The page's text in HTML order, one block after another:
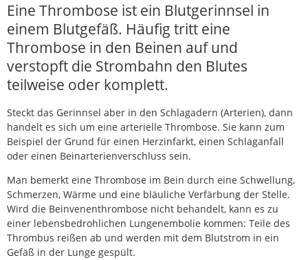
Eine Thrombose ist ein Blutgerinnsel in
einem Blutgefäß. Häufig tritt eine
Thrombose in den Beinen auf und
verstopft die Strombahn den Blutes
teilweise oder komplett.
Steckt das Gerinnsel aber in den Schlagadern (Arterien), dann
handelt es sich um eine arterielle Thrombose. Sie kann zum
Beispiel der Grund für einen Herzinfarkt, einen Schlaganfall
oder einen Beinarterienverschluss sein.
Man bemerkt eine Thrombose im Bein durch eine Schwellung,
Schmerzen, Wärme und eine bläuliche Verfärbung der Stelle.
Wird die Beinvenenthrombose nicht behandelt, kann es zu
einer lebensbedrohlichen Lungenembolie kommen: Teile des
Thrombus reißen ab und werden mit dem Blutstrom in ein
Gefäß in der Lunge gespült.